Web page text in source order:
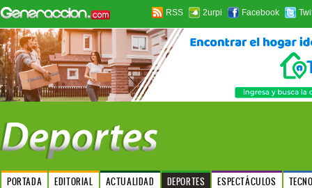
RSS 2urpi Facebook
PORTADA EDITORIAL ACTUALIDAD DEPORTES ESPECTÁCULOS